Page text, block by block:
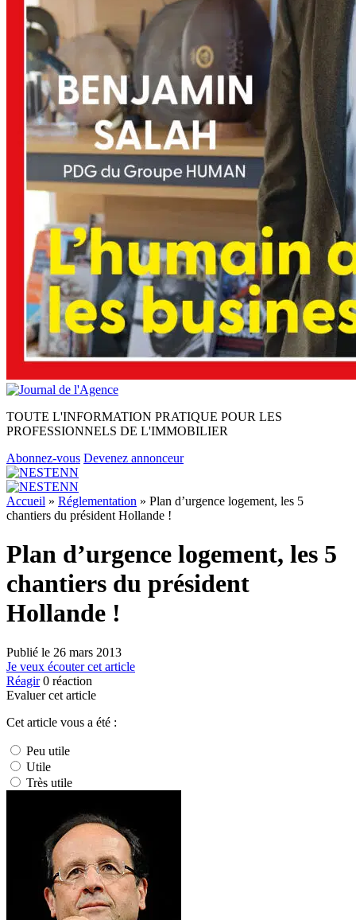
TOUTE L'INFORMATION PRATIQUE POUR LES
PROFESSIONNELS DE L'IMMOBILIER
Abonnez-vous Devenez annonceur
Accueil » Réglementation » Plan d’urgence logement, les 5
chantiers du président Hollande !
Plan d’urgence logement, les 5
chantiers du président
Hollande !
Publié le 26 mars 2013
Je veux écouter cet article
Réagir 0 réaction
Evaluer cet article
Cet article vous a été :
Peu utile
Utile
Très utile